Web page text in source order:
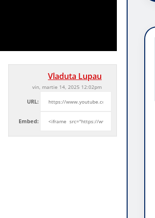
Vladuta Lupau
vin, martie 14, 2025 12:02pm
URL:
Embed: